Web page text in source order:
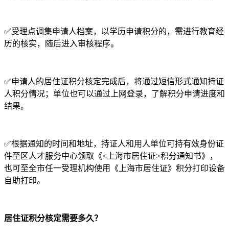
✅受理点调集申请人档案，以学历申请积分的，需进行教育经
历的核实，随后进入审核程序。
✅申请人的居住证积分核定完成后，将通过短信形式通知持证
人积分情况；单位也可以通过上网登录，了解积分申请进度和
结果。
✅根据通知的时间和地址，持证人和用人单位可持有效身份证
件至区人才服务中心领取《<上海市居住证>积分通知书》，
也可至全市任一受理机构使用《上海市居住证》积分打印设备
自助打印。
居住证积分核定需要多久？